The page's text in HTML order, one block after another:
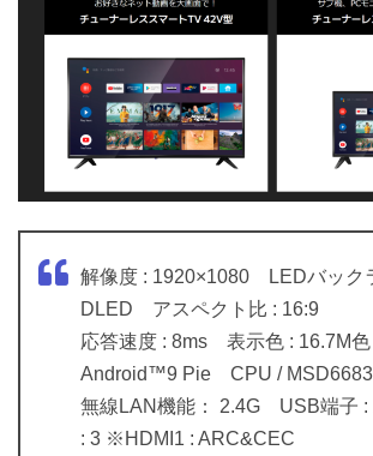
解像度 : 1920×1080 LEDバック
DLED アスペクト比 : 16:9
応答速度 : 8ms 表示色 : 16.7M
Android™9 Pie CPU / MSD6683
無線LAN機能： 2.4G USB端子
: 3 ※HDMI1 : ARC&CEC